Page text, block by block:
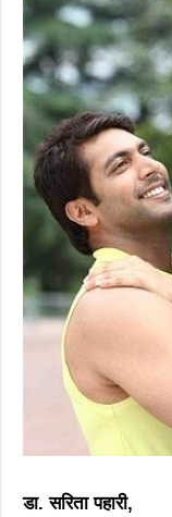
डा. सरिता पहारी,